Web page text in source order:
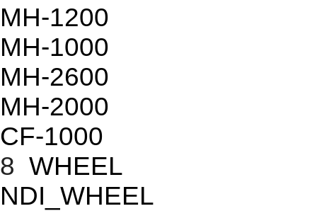
MH-1200
MH-1000
MH-2600
MH-2000
CF-1000
8 WHEEL
NDI_WHEEL